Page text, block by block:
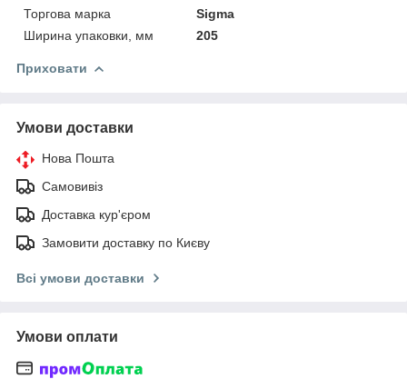
Торгова марка
Sigma
Ширина упаковки, мм
205
Приховати
Умови доставки
Нова Пошта
Самовивіз
Доставка кур'єром
Замовити доставку по Києву
Всі умови доставки
Умови оплати